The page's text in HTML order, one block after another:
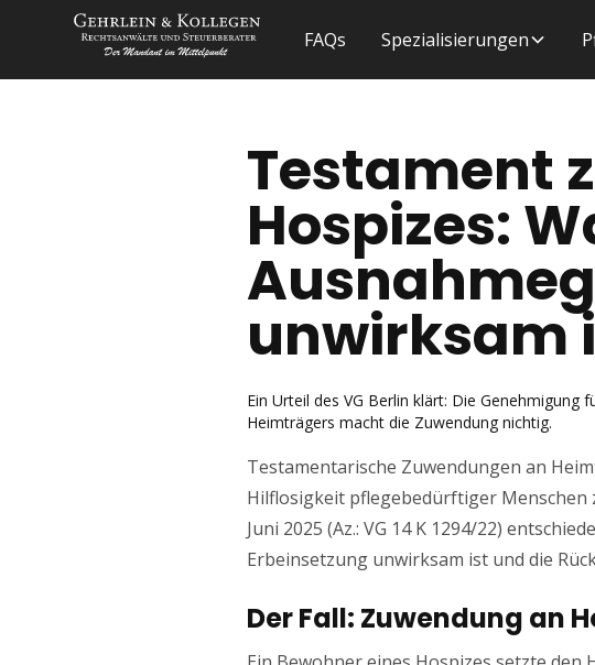
FAQs Spezialisierungen
Testament
Hospizes:
unwirksam
Ein Urteil des VG Berlin klärt: Die
Heimträgers macht die Zuwendung nichtig.
Testamentarische Zuwendungen an
Hilflosigkeit pflegebedürftiger Menschen
Juni 2025 (Az.: VG 14 K 1294/22)
Erbeinsetzung unwirksam ist und die
Der Fall: Zuwendung an